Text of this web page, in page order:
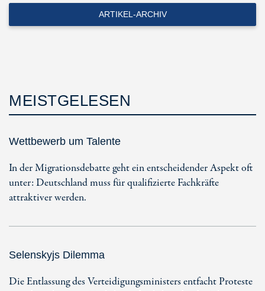
ARTIKEL-ARCHIV
MEISTGELESEN
Wettbewerb um Talente
In der Migrationsdebatte geht ein entscheidender Aspekt oft
unter: Deutschland muss für qualifizierte Fachkräfte
attraktiver werden.
Selenskyjs Dilemma
Die Entlassung des Verteidigungsministers entfacht Proteste